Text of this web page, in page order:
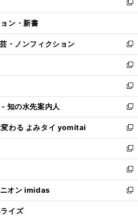
く
で
開
ド
ウ
開
く
ィ
ン
ウ
で
開
く
い
ウ
ン
ド
ウ
で
開
く
新
し
ウ
ィ
ン
ド
ウ
で
開
く
ン・新書
・ノンフィクション
新
し
い
ウ
ィ
ン
ド
ウ
で
開
く
新
し
い
ウ
ィ
ン
ド
ウ
で
開
く
新
し
い
ウ
ィ
ン
ド
ウ
で
開
く
知の水先案内人
新
し
い
ウ
ィ
ン
ド
ウ
で
開
わる よみタイ yomitai
新
し
い
ウ
ィ
ン
ド
ウ
新
し
い
ウ
ィ
ン
新
し
い
ウ
オン imidas
新
し
イズ